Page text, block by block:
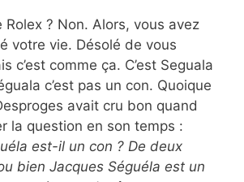
Rolex ? Non. Alors, vous avez
votre vie. Désolé de vous
c’est comme ça. C’est Seguala
c’est pas un con. Quoique
avait cru bon quand
la question en son temps :
est-il un con ? De deux
bien Jacques Séguéla est un